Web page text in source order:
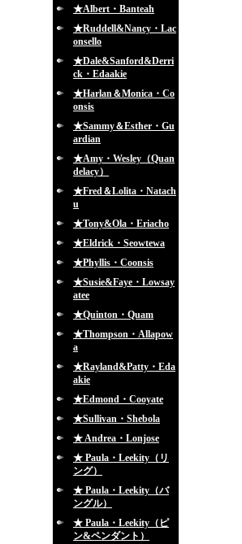
★Albert・Banteah
★Ruddell&Nancy・Lac
onsello
★Dale&Sanford&Derri
ck・Edaakie
★Harlan＆Monica・Co
onsis
★Sammy＆Esther・Gu
ardian
★Amy・Wesley（Quan
delacy）
★Fred＆Lolita・Natach
u
★Tony&Ola・Eriacho
★Eldrick・Seowtewa
★Phyllis・Coonsis
★Susie&Faye・Lowsay
atee
★Quinton・Quam
★Thompson・Allapow
a
★Rayland&Patty・Eda
akie
★Edmond・Cooyate
★Sullivan・Shebola
★ Andrea・Lonjose
★ Paula・Leekity（リ
ング）
★ Paula・Leekity（バ
ングル）
★ Paula・Leekity（ピ
ン&ペンダント）